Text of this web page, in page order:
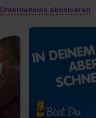
Unternehmen abonnieren